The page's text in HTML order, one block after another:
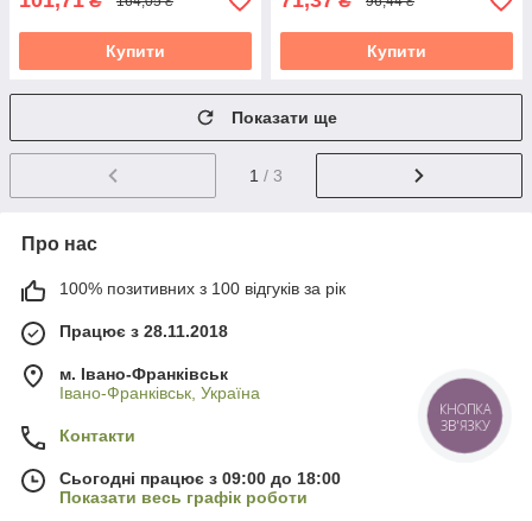
Купити Купити
Показати ще
1 / 3
Про нас
100% позитивних з 100 відгуків за рік
Працює з 28.11.2018
м. Івано-Франківськ
Івано-Франківськ, Україна
Контакти
Сьогодні працює з 09:00 до 18:00
Показати весь графік роботи
КНОПКА
ЗВ'ЯЗКУ